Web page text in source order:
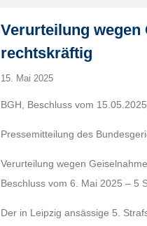
Verurteilung wegen
rechtskräftig
15. Mai 2025
BGH, Beschluss vom
Pressemitteilung des
Verurteilung wegen
Beschluss vom 6. Mai 2025 – 5
Der in Leipzig ansässige 5.